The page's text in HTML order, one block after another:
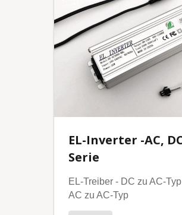
EL-Inverter -AC,
Serie
EL-Treiber - DC zu AC-
AC zu AC-Typ